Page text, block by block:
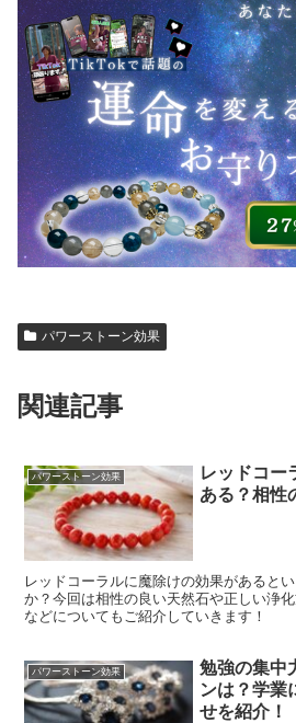
パワーストーン効果
関連記事
パワーストーン効果
レッドコー
ある？相性
レッドコーラルに魔除けの効果があると
か？今回は相性の良い天然石や正しい浄
などについてもご紹介していきます！
パワーストーン効果
勉強の集中
ンは？学業
せを紹介！